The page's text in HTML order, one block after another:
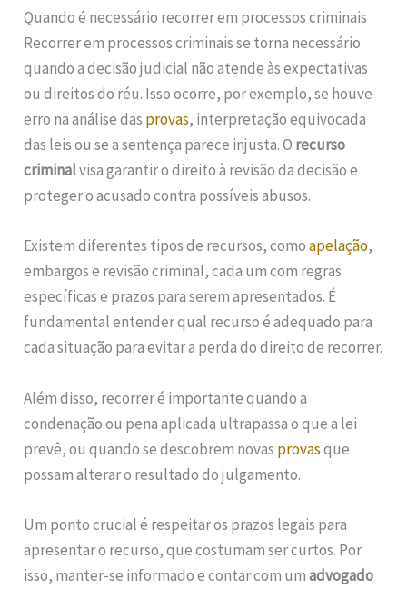
Quando é necessário recorrer em processos criminais
Recorrer em processos criminais se torna necessário
quando a decisão judicial não atende às expectativas
ou direitos do réu. Isso ocorre, por exemplo, se houve
erro na análise das provas, interpretação equivocada
das leis ou se a sentença parece injusta. O recurso
criminalvisa garantir o direito à revisão da decisão e
proteger o acusado contra possíveis abusos.
Existem diferentes tipos de recursos, comoapelação,
embargos e revisão criminal, cada um com regras
específicas e prazos para serem apresentados. É
fundamental entender qual recurso é adequado para
cada situação para evitar a perda do direito de recorrer.
Além disso, recorrer é importante quando a
condenação ou pena aplicada ultrapassa o que a lei
prevê, ou quando se descobrem novas provasque
possam alterar o resultado do julgamento.
Um ponto crucial é respeitar os prazos legais para
apresentar o recurso, que costumam ser curtos. Por
isso, manter-se informado e contar com umadvogado